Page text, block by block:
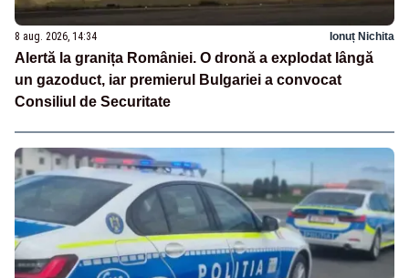
8 aug. 2026, 14:34 Ionuț Nichita
Alertă la granița României. O dronă a explodat lângă
un gazoduct, iar premierul Bulgariei a convocat
Consiliul de Securitate